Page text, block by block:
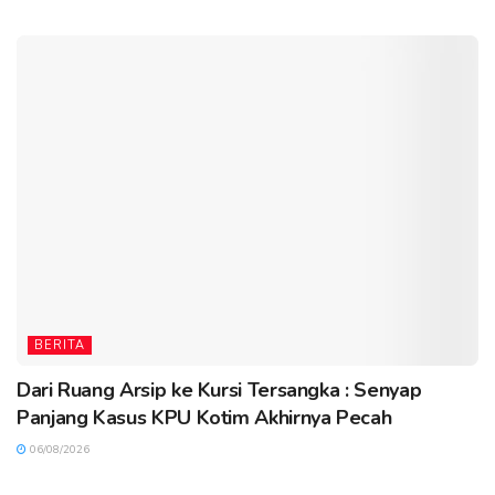
BERITA
Dari Ruang Arsip ke Kursi Tersangka : Senyap
Panjang Kasus KPU Kotim Akhirnya Pecah
06/08/2026